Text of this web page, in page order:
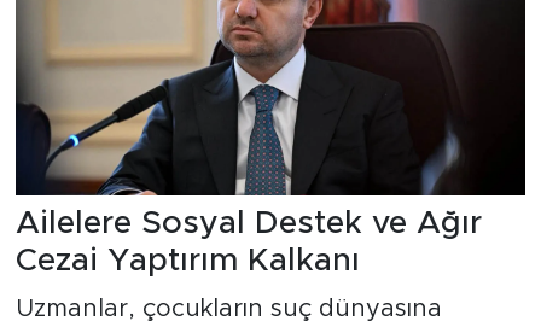
Ailelere Sosyal Destek ve Ağır
Cezai Yaptırım Kalkanı
Uzmanlar, çocukların suç dünyasına